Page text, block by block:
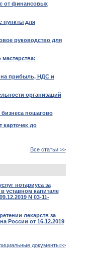
от финансовых
пункты для
руководство для
на прибыль, НДС и
организаций
пошагово
карточек до
Все статьи >>
нотариуса за
уставном капитале
N 03-11-
лекарств за
России от 16.12.2019
документы>>